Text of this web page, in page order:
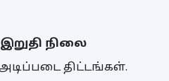
நிலை
திட்டங்கள்.